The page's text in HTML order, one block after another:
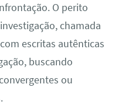
O perito
chamada
escritas autênticas
buscando
ou